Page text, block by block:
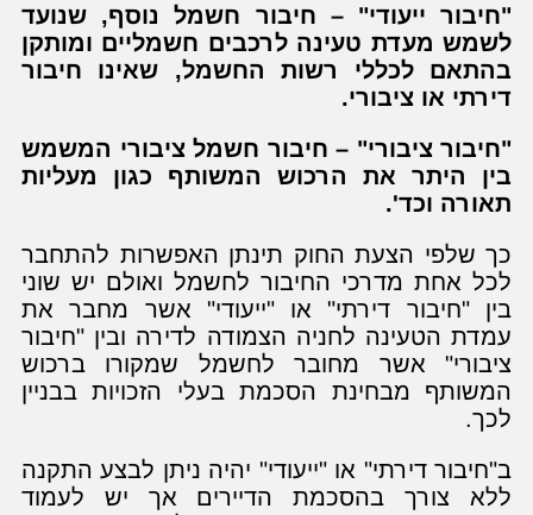
"חיבור ייעודי" – חיבור חשמל נוסף, שנועד
לשמש מעדת טעינה לרכבים חשמליים ומותקן
בהתאם לכללי רשות החשמל, שאינו חיבור
דירתי או ציבורי.
"חיבור ציבורי" – חיבור חשמל ציבורי המשמש
בין היתר את הרכוש המשותף כגון מעליות
תאורה וכד'.
כך שלפי הצעת החוק תינתן האפשרות להתחבר
לכל אחת מדרכי החיבור לחשמל ואולם יש שוני
בין "חיבור דירתי" או "ייעודי" אשר מחבר את
עמדת הטעינה לחניה הצמודה לדירה ובין "חיבור
ציבורי" אשר מחובר לחשמל שמקורו ברכוש
המשותף מבחינת הסכמת בעלי הזכויות בבניין
לכך.
ב"חיבור דירתי" או "ייעודי" יהיה ניתן לבצע התקנה
ללא צורך בהסכמת הדיירים אך יש לעמוד